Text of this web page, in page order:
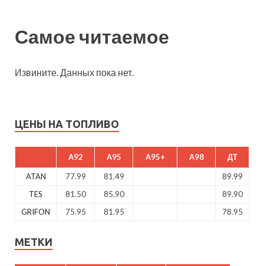
Самое читаемое
Извините. Данных пока нет.
ЦЕНЫ НА ТОПЛИВО
A92 A95 A95+ A98 ДТ
ATAN 77.99 81.49
89.99
TES
81.50 85.90
89.90
GRIFON
75.95 81.95 78.95
МЕТКИ